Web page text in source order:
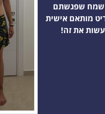
שמח שפגשתם
מותאם אישית
את זה!